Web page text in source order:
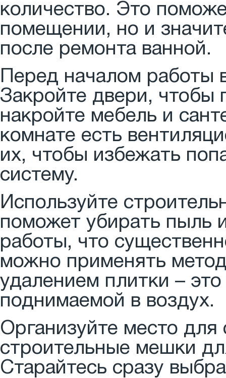
количество. Это
помещении, но и
после ремонта ванной.
Перед началом работы
Закройте двери, чтобы
накройте мебель и
комнате есть
их, чтобы избежать
систему.
Используйте
поможет убирать пыль
работы, что
можно применять
удалением плитки –
поднимаемой в воздух.
Организуйте место
строительные мешки
Старайтесь сразу